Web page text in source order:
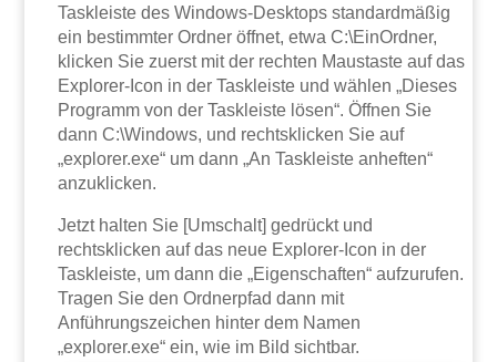
Taskleiste des Windows-Desktops standardmäßig
ein bestimmter Ordner öffnet, etwa C:\EinOrdner,
klicken Sie zuerst mit der rechten Maustaste auf das
Explorer-Icon in der Taskleiste und wählen „Dieses
Programm von der Taskleiste lösen“. Öffnen Sie
dann C:\Windows, und rechtsklicken Sie auf
„explorer.exe“ um dann „An Taskleiste anheften“
anzuklicken.
Jetzt halten Sie [Umschalt] gedrückt und
rechtsklicken auf das neue Explorer-Icon in der
Taskleiste, um dann die „Eigenschaften“ aufzurufen.
Tragen Sie den Ordnerpfad dann mit
Anführungszeichen hinter dem Namen
„explorer.exe“ ein, wie im Bild sichtbar.